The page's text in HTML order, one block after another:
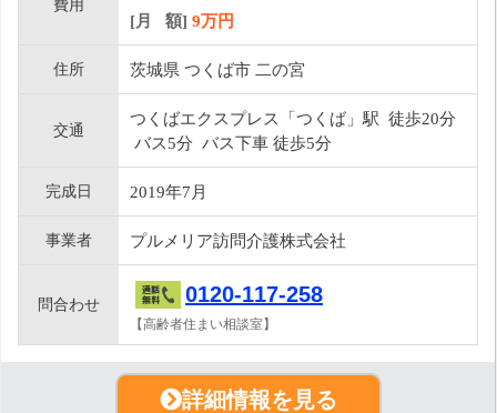
費用
[月 額] 9万円
住所 茨城県 つくば市 二の宮
交通
つくばエクスプレス「つくば」駅 徒歩20分
バス5分 バス下車 徒歩5分
完成日 2019年7月
事業者 プルメリア訪問介護株式会社
問合わせ 0120-117-258
【高齢者住まい相談室】
詳細情報を見る